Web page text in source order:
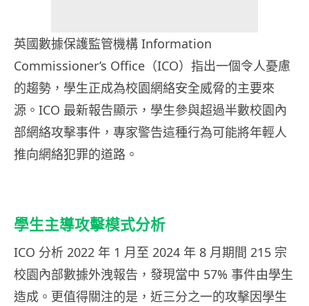
英國數據保護監管機構 Information
Commissioner’s Office（ICO）指出一個令人憂慮
的趨勢，學生正成為校園網絡安全威脅的主要來
源。ICO 最新報告顯示，學生參與超過半數校園內
部網絡攻擊事件，專家警告這種行為可能將年輕人
推向網絡犯罪的道路。
學生主導攻擊模式分析
ICO 分析 2022 年 1 月至 2024 年 8 月期間 215 宗
校園內部數據外洩報告，發現當中 57% 事件由學生
造成。更值得關注的是，近三分之一的攻擊因學生